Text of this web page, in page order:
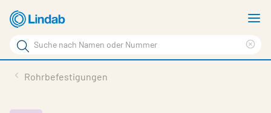
Zum
Hauptinhalt
Suchbegriff
Seite
durchsuchen
Rohrbefestigungen